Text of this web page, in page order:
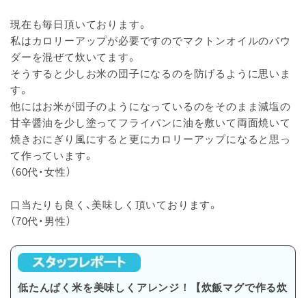
現在も毎日頂いております。
私はカロリーアップが必要ですのでマクトンオイルのパウ
ダーを混ぜて炊いてます。
そうすると少しお米の団子になるのを防げるように思いま
す。
他にはお米が団子のようになっているのをそのまま減塩の
甘辛醤油を少し塗ってフライパンに油を敷いて両面焼いて
焼きおにぎり風にすると更にカロリーアップになると思っ
て作っています。
（60代・女性）
口当たりも良く、美味しく頂いております。
（70代・男性）
低たんぱく米を美味しくアレンジ！【炊飯マグで作る炊